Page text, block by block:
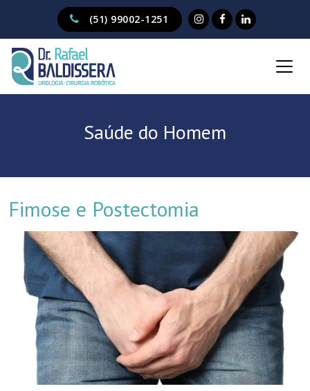
(51) 99002-1251
Saúde do Homem
Fimose e Postectomia